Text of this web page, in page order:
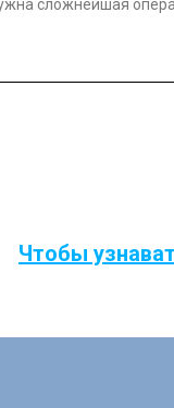
сложнейшая
Чтобы